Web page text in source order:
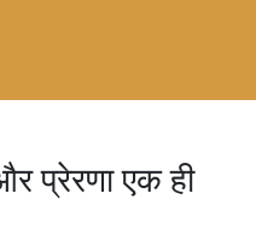
प्रेरणा एक ही